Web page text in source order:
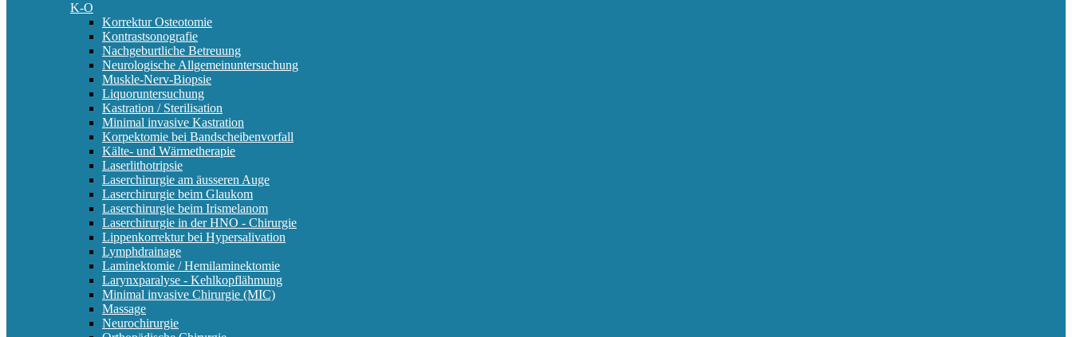
K-O
Korrektur Osteotomie
Kontrastsonografie
Nachgeburtliche Betreuung
Neurologische Allgemeinuntersuchung
Muskle-Nerv-Biopsie
Liquoruntersuchung
Kastration / Sterilisation
Minimal invasive Kastration
Korpektomie bei Bandscheibenvorfall
Kälte- und Wärmetherapie
Laserlithotripsie
Laserchirurgie am äusseren Auge
Laserchirurgie beim Glaukom
Laserchirurgie beim Irismelanom
Laserchirurgie in der HNO - Chirurgie
Lippenkorrektur bei Hypersalivation
Lymphdrainage
Laminektomie / Hemilaminektomie
Larynxparalyse - Kehlkopflähmung
Minimal invasive Chirurgie (MIC)
Massage
Neurochirurgie